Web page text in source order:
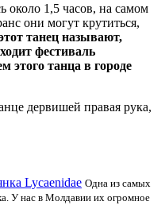
около 1,5 часов, на самом
они могут крутиться,
танец называют,
фестиваль
этого танца в городе
дервишей правая рука,
Lycaenidae Одна из самых
У нас в Молдавии их огромное